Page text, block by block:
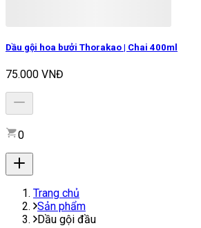
Dầu gội hoa bưởi Thorakao | Chai 400ml
75.000 VNĐ
0
Trang chủ
Sản phẩm
Dầu gội đầu